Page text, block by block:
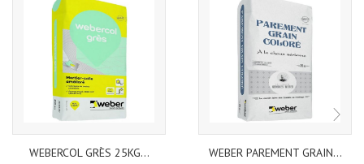
WEBERCOL GRÈS 25KG...
WEBER PAREMENT GRAIN...